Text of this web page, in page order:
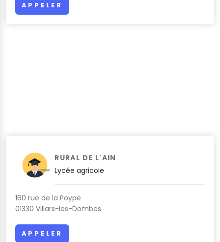
APPELER
RURAL DE L'AIN
Lycée agricole
160 rue de la Poype
01330 Villars-les-Dombes
APPELER